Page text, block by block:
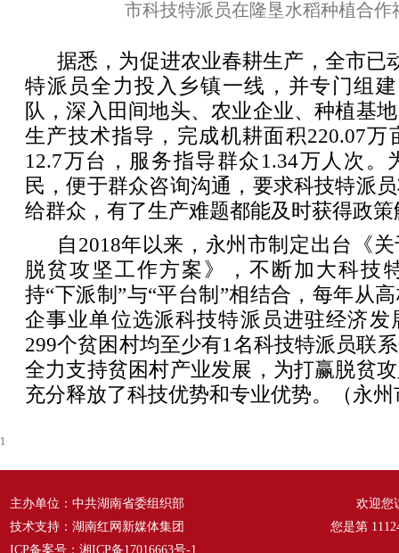
市科技特派员在隆垦水稻种植合作
据悉，为促进农业春耕生产，全市已
特派员全力投入乡镇一线，并专门组
队，深入田间地头、农业企业、种植基
生产技术指导，完成机耕面积220.07
12.7万台，服务指导群众1.34万人次。
民，便于群众咨询沟通，要求科技特派
给群众，有了生产难题都能及时获得政
自2018年以来，永州市制定出台《
脱贫攻坚工作方案》，不断加大科技
持“下派制”与“平台制”相结合，每年从
企事业单位选派科技特派员进驻经济发
299个贫困村均至少有1名科技特派员联
全力支持贫困村产业发展，为打赢脱贫
充分释放了科技优势和专业优势。（永
1
主办单位：中共湖南省委组织部
技术支持：湖南红网新媒体集团
ICP备案号： 湘ICP备17016663号-1
欢迎您
您是第